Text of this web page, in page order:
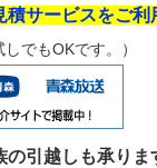
サービスをご利
でもOKです。）
引越しも承りま